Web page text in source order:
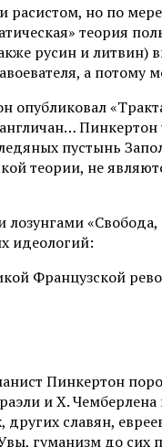
но по
теория
русин и
а потому
опубликовал
Пинкертон
пустынь
теории, не
«Свобода,
идеологий:
Французской
Пинкертон
и Х.
славян,
гуманизм до сих